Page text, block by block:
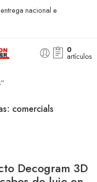
nacional e
0
artículos
comercials
Decogram 3D